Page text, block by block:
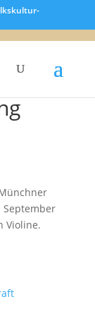
September
Violine.